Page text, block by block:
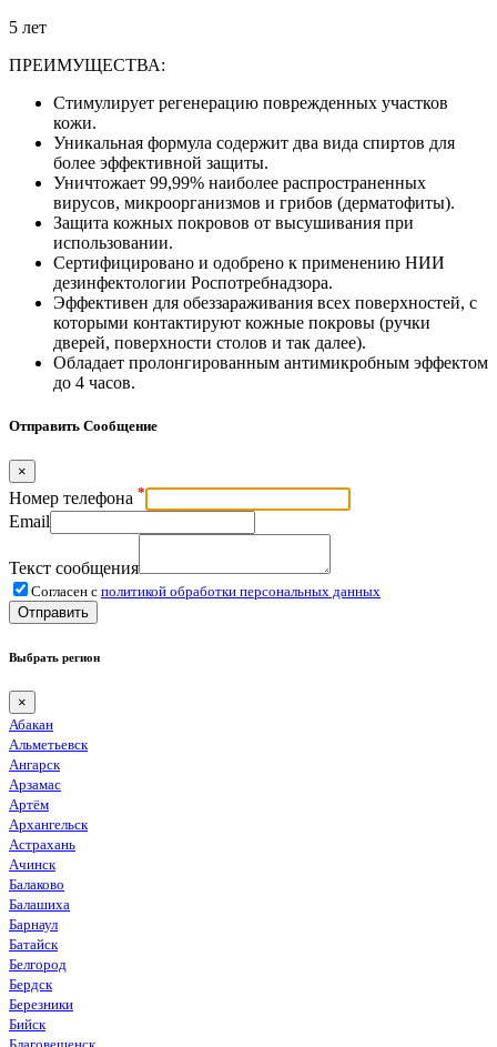
5 лет
ПРЕИМУЩЕСТВА:
Стимулирует регенерацию поврежденных участков
кожи.
Уникальная формула содержит два вида спиртов для
более эффективной защиты.
Уничтожает 99,99% наиболее распространенных
вирусов, микроорганизмов и грибов (дерматофиты).
Защита кожных покровов от высушивания при
использовании.
Сертифицировано и одобрено к применению НИИ
дезинфектологии Роспотребнадзора.
Эффективен для обеззараживания всех поверхностей, с
которыми контактируют кожные покровы (ручки
дверей, поверхности столов и так далее).
Обладает пролонгированным антимикробным эффектом
до 4 часов.
Отправить Сообщение
×
Номер телефона *
Email
Текст сообщения
Согласен с политикой обработки персональных данных
Отправить
Выбрать регион
×
Абакан
Альметьевск
Ангарск
Арзамас
Артём
Архангельск
Астрахань
Ачинск
Балаково
Балашиха
Барнаул
Батайск
Белгород
Бердск
Березники
Бийск